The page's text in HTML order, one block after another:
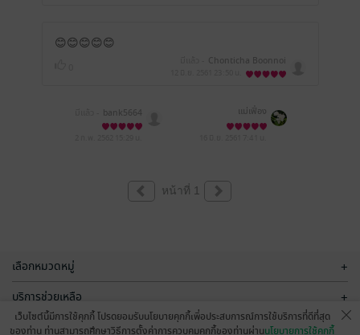
😊😊😊😊😊
Chonticha Boonnoi
bank5664 แม่เฟื่อง
หน้าที่ 1
เลือกหมวดหมู่ +
บริการช่วยเหลือ +
เกี่ยวกับเรา
เว็บไซต์นี้มีการใช้คุกกี้ โปรดยอมรับนโยบายคุกกี้เพื่อประสบการณ์การใช้บริการที่ดีที่สุด
ของท่าน ท่านสามารถศึกษาวิธีการตั้งค่าการควบคุมคุกกี้ของท่านผ่านนโยบายการใช้คุกกี้